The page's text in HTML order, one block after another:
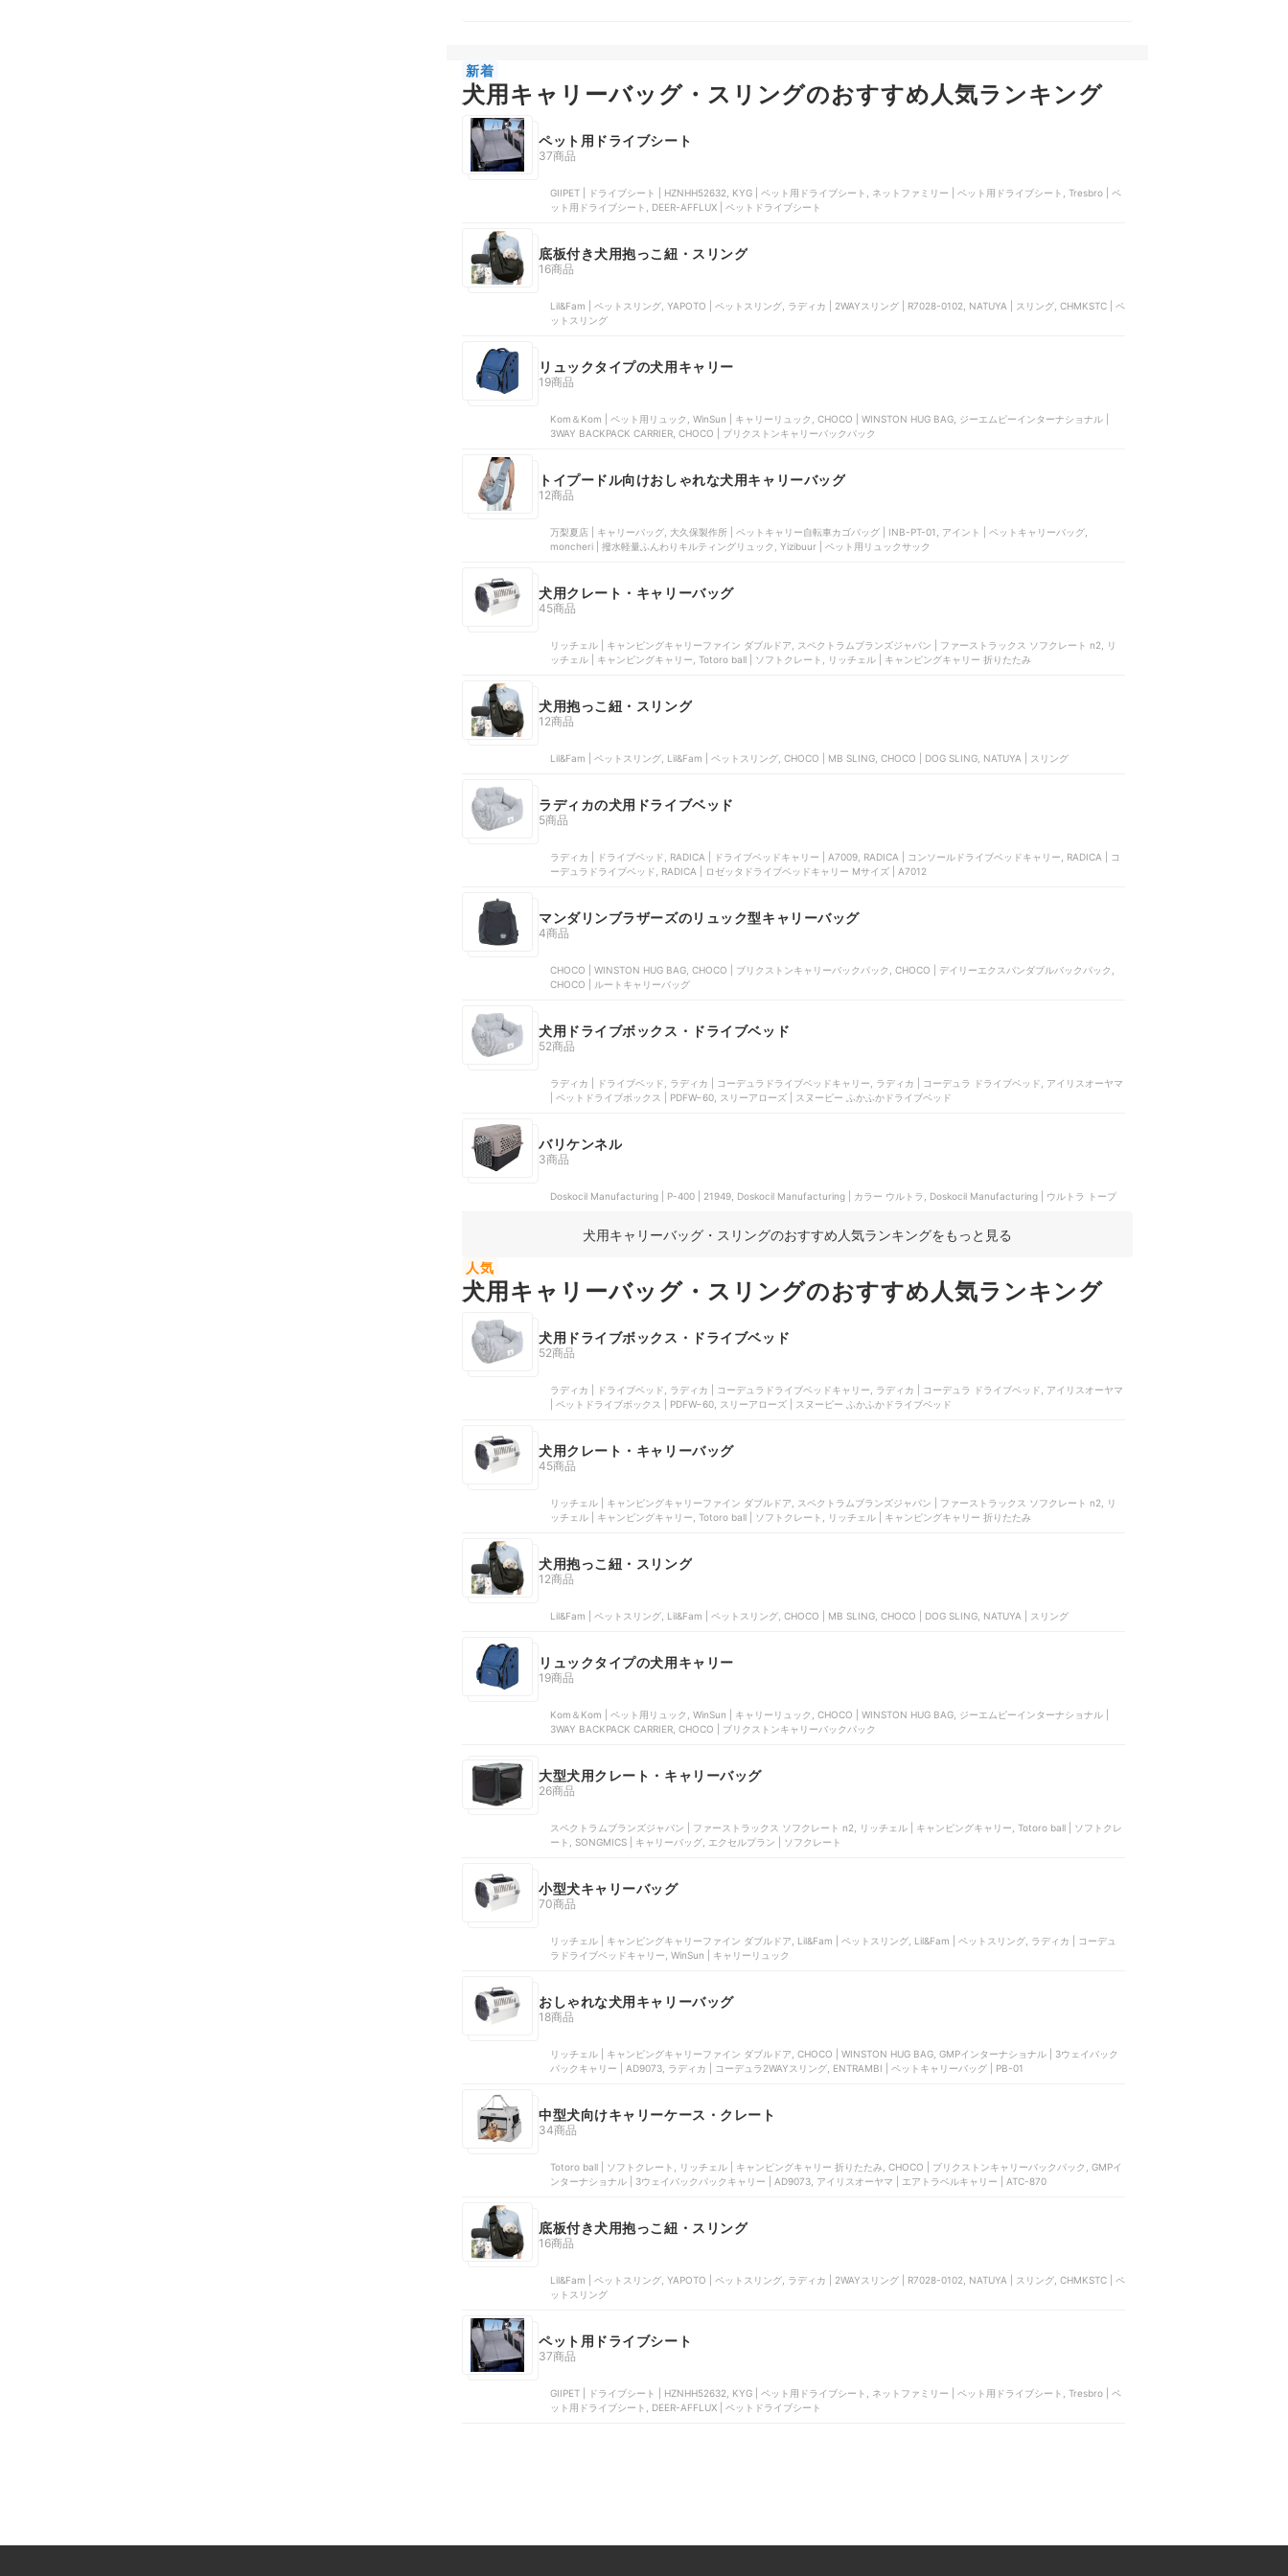
新着
犬用キャリーバッグ・スリングのおすすめ人気ランキング
ペット用ドライブシート
37商品
GIIPET | ドライブシート | HZNHH52632, KYG | ペット用ドライブシート, ネットファミリー | ペット用ドライブシート, Tresbro | ペ
ット用ドライブシート, DEER-AFFLUX | ペットドライブシート
底板付き犬用抱っこ紐・スリング
16商品
Lil&Fam | ペットスリング, YAPOTO | ペットスリング, ラディカ | 2WAYスリング | R7028-0102, NATUYA | スリング, CHMKSTC | ペ
ットスリング
リュックタイプの犬用キャリー
19商品
Kom＆Kom | ペット用リュック, WinSun | キャリーリュック, CHOCO | WINSTON HUG BAG, ジーエムピーインターナショナル |
3WAY BACKPACK CARRIER, CHOCO | ブリクストンキャリーバックパック
トイプードル向けおしゃれな犬用キャリーバッグ
12商品
万梨夏店 | キャリーバッグ, 大久保製作所 | ペットキャリー自転車カゴバッグ | INB-PT-01, アイント | ペットキャリーバッグ,
moncheri | 撥水軽量ふんわりキルティングリュック, Yizibuur | ペット用リュックサック
犬用クレート・キャリーバッグ
45商品
リッチェル | キャンピングキャリーファイン ダブルドア, スペクトラムブランズジャパン | ファーストラックス ソフクレート n2, リ
ッチェル | キャンピングキャリー, Totoro ball | ソフトクレート, リッチェル | キャンピングキャリー 折りたたみ
犬用抱っこ紐・スリング
12商品
Lil&Fam | ペットスリング, Lil&Fam | ペットスリング, CHOCO | MB SLING, CHOCO | DOG SLING, NATUYA | スリング
ラディカの犬用ドライブベッド
5商品
ラディカ | ドライブベッド, RADICA | ドライブベッドキャリー | A7009, RADICA | コンソールドライブベッドキャリー, RADICA | コ
ーデュラドライブベッド, RADICA | ロゼッタドライブベッドキャリー Mサイズ | A7012
マンダリンブラザーズのリュック型キャリーバッグ
4商品
CHOCO | WINSTON HUG BAG, CHOCO | ブリクストンキャリーバックパック, CHOCO | デイリーエクスパンダブルバックパック,
CHOCO | ルートキャリーバッグ
犬用ドライブボックス・ドライブベッド
52商品
ラディカ | ドライブベッド, ラディカ | コーデュラドライブベッドキャリー, ラディカ | コーデュラ ドライブベッド, アイリスオーヤマ
| ペットドライブボックス | PDFW−60, スリーアローズ | スヌーピー ふかふかドライブベッド
バリケンネル
3商品
Doskocil Manufacturing | P-400 | 21949, Doskocil Manufacturing | カラー ウルトラ, Doskocil Manufacturing | ウルトラ トープ
犬用キャリーバッグ・スリングのおすすめ人気ランキングをもっと見る
人気
犬用キャリーバッグ・スリングのおすすめ人気ランキング
犬用ドライブボックス・ドライブベッド
52商品
ラディカ | ドライブベッド, ラディカ | コーデュラドライブベッドキャリー, ラディカ | コーデュラ ドライブベッド, アイリスオーヤマ
| ペットドライブボックス | PDFW−60, スリーアローズ | スヌーピー ふかふかドライブベッド
犬用クレート・キャリーバッグ
45商品
リッチェル | キャンピングキャリーファイン ダブルドア, スペクトラムブランズジャパン | ファーストラックス ソフクレート n2, リ
ッチェル | キャンピングキャリー, Totoro ball | ソフトクレート, リッチェル | キャンピングキャリー 折りたたみ
犬用抱っこ紐・スリング
12商品
Lil&Fam | ペットスリング, Lil&Fam | ペットスリング, CHOCO | MB SLING, CHOCO | DOG SLING, NATUYA | スリング
リュックタイプの犬用キャリー
19商品
Kom＆Kom | ペット用リュック, WinSun | キャリーリュック, CHOCO | WINSTON HUG BAG, ジーエムピーインターナショナル |
3WAY BACKPACK CARRIER, CHOCO | ブリクストンキャリーバックパック
大型犬用クレート・キャリーバッグ
26商品
スペクトラムブランズジャパン | ファーストラックス ソフクレート n2, リッチェル | キャンピングキャリー, Totoro ball | ソフトクレ
ート, SONGMICS | キャリーバッグ, エクセルプラン | ソフクレート
小型犬キャリーバッグ
70商品
リッチェル | キャンピングキャリーファイン ダブルドア, Lil&Fam | ペットスリング, Lil&Fam | ペットスリング, ラディカ | コーデュ
ラドライブベッドキャリー, WinSun | キャリーリュック
おしゃれな犬用キャリーバッグ
18商品
リッチェル | キャンピングキャリーファイン ダブルドア, CHOCO | WINSTON HUG BAG, GMPインターナショナル | 3ウェイバック
パックキャリー | ‎AD9073, ラディカ | コーデュラ2WAYスリング, ENTRAMBI | ペットキャリーバッグ | PB-01
中型犬向けキャリーケース・クレート
34商品
Totoro ball | ソフトクレート, リッチェル | キャンピングキャリー 折りたたみ, CHOCO | ブリクストンキャリーバックパック, GMPイ
ンターナショナル | 3ウェイバックパックキャリー | ‎AD9073, アイリスオーヤマ | エアトラベルキャリー | ATC-870
底板付き犬用抱っこ紐・スリング
16商品
Lil&Fam | ペットスリング, YAPOTO | ペットスリング, ラディカ | 2WAYスリング | R7028-0102, NATUYA | スリング, CHMKSTC | ペ
ットスリング
ペット用ドライブシート
37商品
GIIPET | ドライブシート | HZNHH52632, KYG | ペット用ドライブシート, ネットファミリー | ペット用ドライブシート, Tresbro | ペ
ット用ドライブシート, DEER-AFFLUX | ペットドライブシート